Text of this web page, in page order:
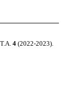
4 (2022-2023).